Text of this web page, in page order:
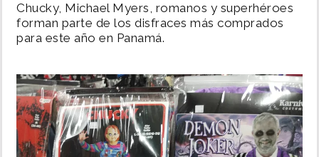
POLÍTICA
DEPORTES
MUNDO
Chucky, Michael Myers, romanos y superhéroes
forman parte de los disfraces más comprados
para este año en Panamá.